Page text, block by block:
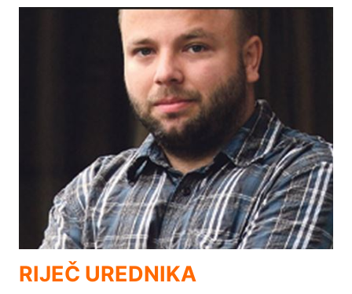
RIJEČ UREDNIKA